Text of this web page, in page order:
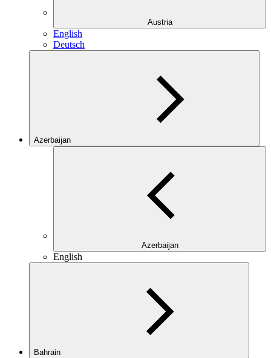
Austria
English
Deutsch
Azerbaijan
Azerbaijan
English
Bahrain